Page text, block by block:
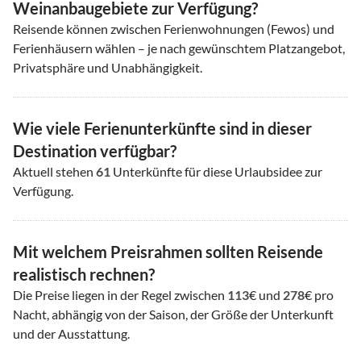
Weinanbaugebiete zur Verfügung?
Reisende können zwischen Ferienwohnungen (Fewos) und
Ferienhäusern wählen – je nach gewünschtem Platzangebot,
Privatsphäre und Unabhängigkeit.
Wie viele Ferienunterkünfte sind in dieser
Destination verfügbar?
Aktuell stehen 61 Unterkünfte für diese Urlaubsidee zur
Verfügung.
Mit welchem Preisrahmen sollten Reisende
realistisch rechnen?
Die Preise liegen in der Regel zwischen 113€ und 278€ pro
Nacht, abhängig von der Saison, der Größe der Unterkunft
und der Ausstattung.